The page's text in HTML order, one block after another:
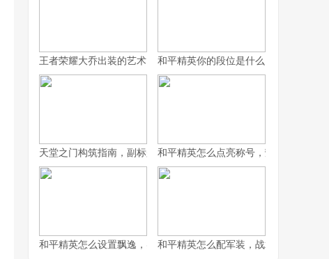
王者荣耀大乔出装的艺术，辅助之核的战术抉择
和平精英你的段位是什么：一段段位承
天堂之门构筑指南，副标题，通往云端的幻想之路
和平精英怎么点亮称号，荣誉徽章获取
和平精英怎么设置飘逸，实战身法操控进阶指南副标题
和平精英怎么配军装，战术伪装与个性